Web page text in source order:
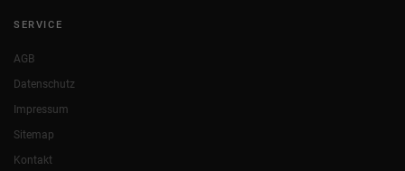
SERVICE
AGB
Datenschutz
Impressum
Sitemap
Kontakt